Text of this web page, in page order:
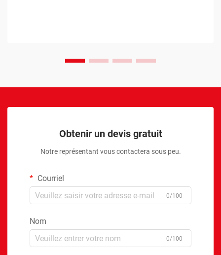
Obtenir un devis gratuit
Notre représentant vous contactera sous peu.
Courriel
0/100
Nom
0/100